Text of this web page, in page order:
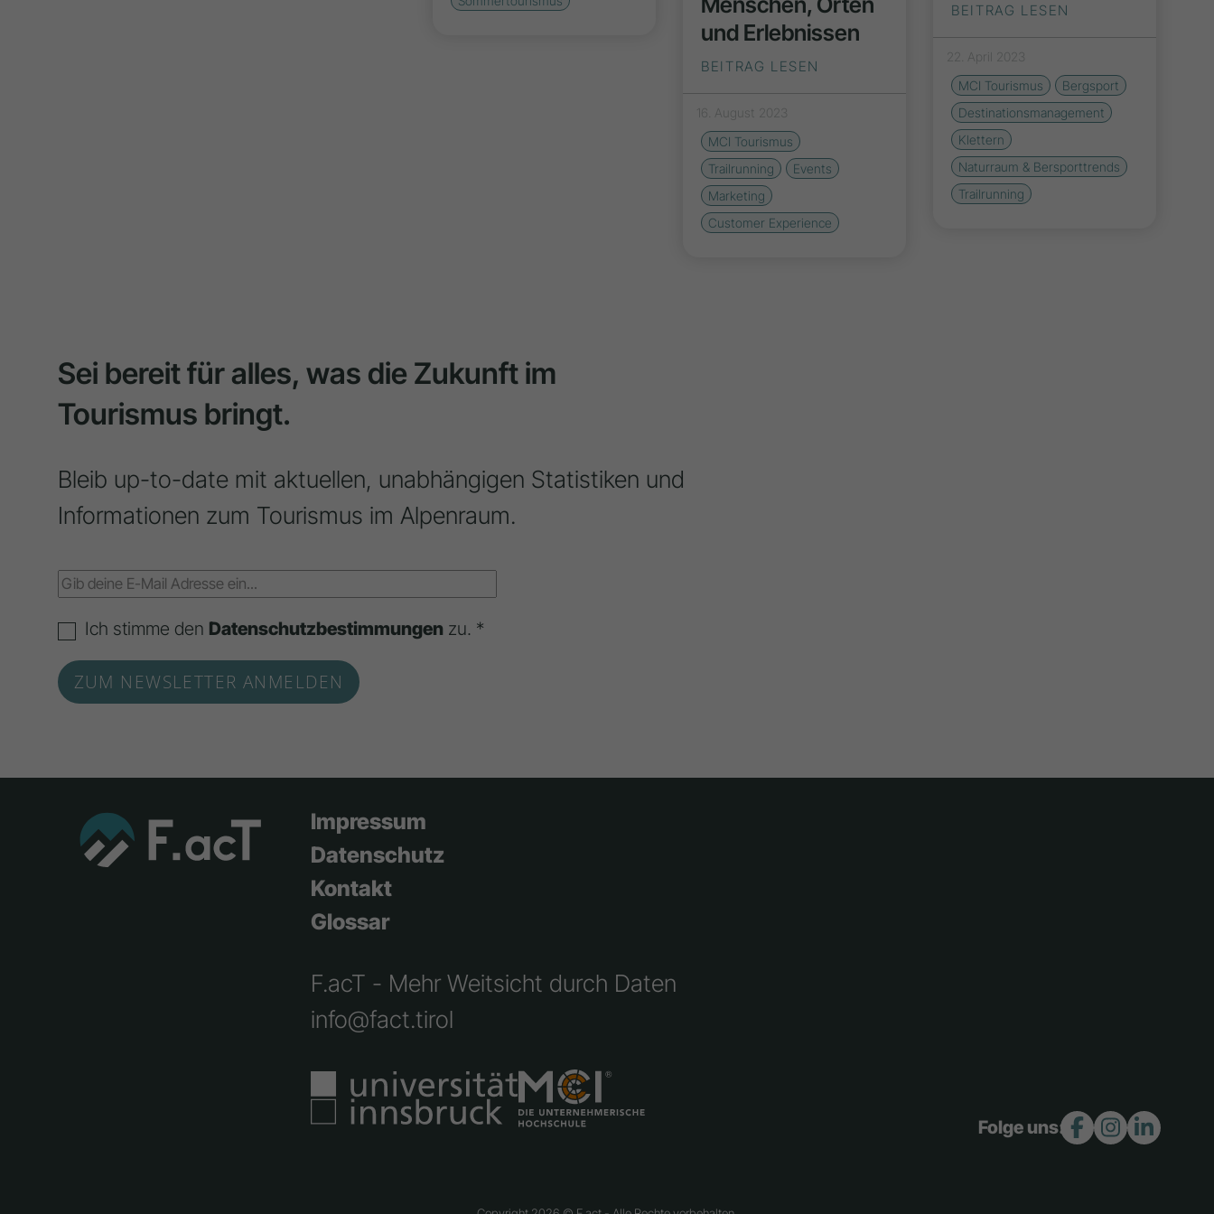
und Erlebnissen
BEITRAG LESEN
16. August 2023
MCI Tourismus
Trailrunning
Events
Marketing
Customer Experience
BEITRAG LESEN
22. April 2023
MCI Tourismus
Bergsport
Destinationsmanagement
Klettern
Naturraum & Bersporttrends
Trailrunning
Sei bereit für alles, was die Zukunft im
Tourismus bringt.
Bleib up-to-date mit aktuellen, unabhängigen Statistiken und
Informationen zum Tourismus im Alpenraum.
Ich stimme den Datenschutzbestimmungen zu. *
Impressum
Datenschutz
Kontakt
Glossar
F.acT - Mehr Weitsicht durch Daten
info@fact.tirol
Folge uns: